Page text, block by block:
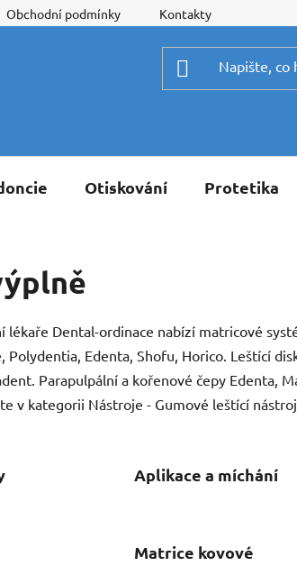
Obchodní podmínky Kontakty
Otiskování Protetika
Dental-ordinace nabízí matricové
Polydentia, Edenta, Shofu, Horico. Leštící
Parapulpální a kořenové čepy Edenta,
v kategorii Nástroje - Gumové leštící
Aplikace a míchání
Matrice kovové